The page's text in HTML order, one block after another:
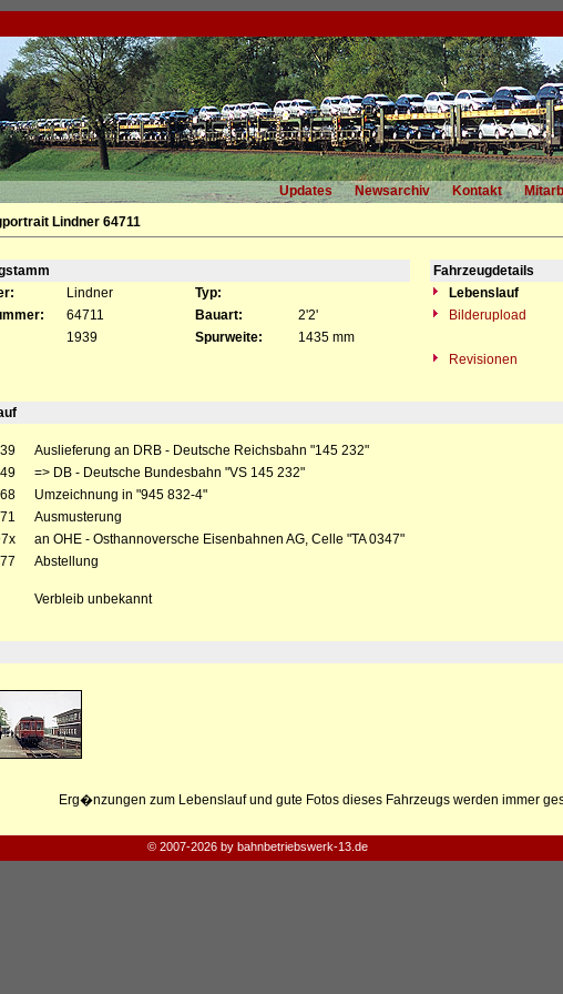
Updates Newsarchiv Kontakt
Lindner 64711
Fahrzeugdetails
Lindner Typ:
Lebenslauf
64711 Bauart: 2'2'
Bilderupload
1939 Spurweite:
1435 mm
Revisionen
Auslieferung an DRB - Deutsche Reichsbahn "145 232"
=> DB - Deutsche Bundesbahn "VS 145 232"
Umzeichnung in "945 832-4"
Ausmusterung
an OHE - Osthannoversche Eisenbahnen AG, Celle "TA 0347"
Abstellung
Verbleib unbekannt
Erg�nzungen zum Lebenslauf und gute Fotos dieses Fahrzeugs werden immer
© 2007-2026 by bahnbetriebswerk-13.de